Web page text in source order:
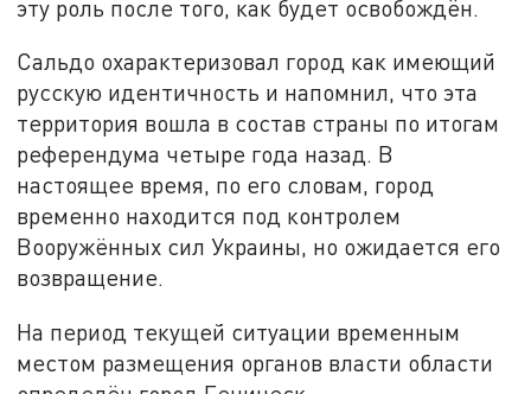
эту роль после того, как будет освобождён.
Сальдо охарактеризовал город как имеющий
русскую идентичность и напомнил, что эта
территория вошла в состав страны по итогам
референдума четыре года назад. В
настоящее время, по его словам, город
временно находится под контролем
Вооружённых сил Украины, но ожидается его
возвращение.
На период текущей ситуации временным
местом размещения органов власти области